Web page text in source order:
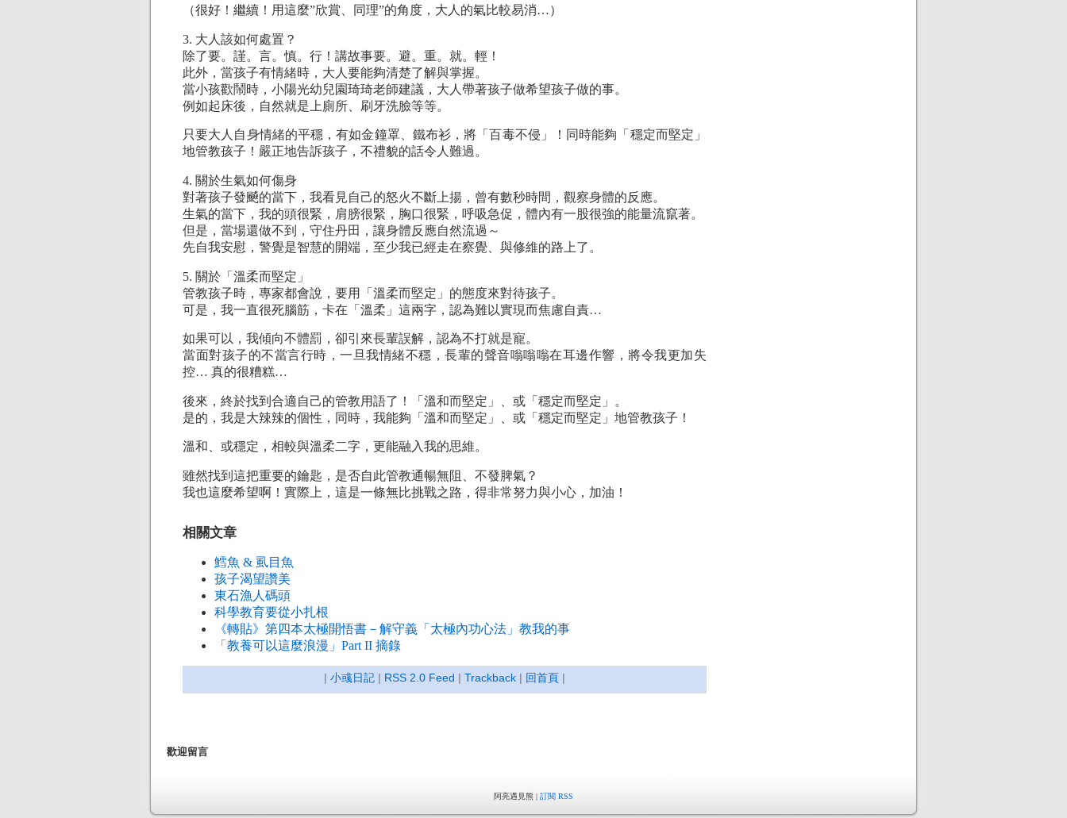
（很好！繼續！用這麼”欣賞、同理”的角度，大人的氣比較易消…）
3. 大人該如何處置？
除了要。謹。言。慎。行！講故事要。避。重。就。輕！
此外，當孩子有情緒時，大人要能夠清楚了解與掌握。
當小孩歡鬧時，小陽光幼兒園琦琦老師建議，大人帶著孩子做希望孩子做的事。
例如起床後，自然就是上廁所、刷牙洗臉等等。
只要大人自身情緒的平穩，有如金鐘罩、鐵布衫，將「百毒不侵」！同時能夠「穩定而堅定」
地管教孩子！嚴正地告訴孩子，不禮貌的話令人難過。
4. 關於生氣如何傷身
對著孩子發飇的當下，我看見自己的怒火不斷上揚，曾有數秒時間，觀察身體的反應。
生氣的當下，我的頭很緊，肩膀很緊，胸口很緊，呼吸急促，體內有一股很強的能量流竄著。
但是，當場還做不到，守住丹田，讓身體反應自然流過～
先自我安慰，警覺是智慧的開端，至少我已經走在察覺、與修維的路上了。
5. 關於「溫柔而堅定」
管教孩子時，專家都會說，要用「溫柔而堅定」的態度來對待孩子。
可是，我一直很死腦筋，卡在「溫柔」這兩字，認為難以實現而焦慮自責…
如果可以，我傾向不體罰，卻引來長輩誤解，認為不打就是寵。
當面對孩子的不當言行時，一旦我情緒不穩，長輩的聲音嗡嗡嗡在耳邊作響，將令我更加失
控… 真的很糟糕…
後來，終於找到合適自己的管教用語了！「溫和而堅定」、或「穩定而堅定」。
是的，我是大辣辣的個性，同時，我能夠「溫和而堅定」、或「穩定而堅定」地管教孩子！
溫和、或穩定，相較與溫柔二字，更能融入我的思維。
雖然找到這把重要的鑰匙，是否自此管教通暢無阻、不發脾氣？
我也這麼希望啊！實際上，這是一條無比挑戰之路，得非常努力與小心，加油！
相關文章
鱈魚 & 虱目魚
孩子渴望讚美
東石漁人碼頭
科學教育要從小扎根
《轉貼》第四本太極開悟書－解守義「太極內功心法」教我的事
「教養可以這麼浪漫」Part II 摘錄
| 小彧日記 | RSS 2.0 Feed | Trackback | 回首頁 |
歡迎留言
阿亮遇見熊 | 訂閱 RSS